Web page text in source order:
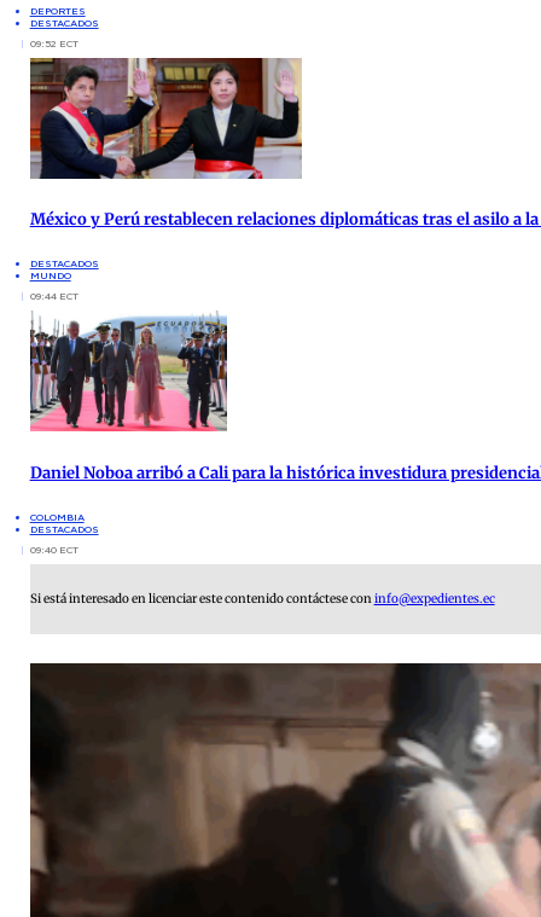
DEPORTES
DESTACADOS
09:52 ECT
México y Perú restablecen relaciones diplomáticas tras el asilo a
DESTACADOS
MUNDO
09:44 ECT
Daniel Noboa arribó a Cali para la histórica investidura
COLOMBIA
DESTACADOS
09:40 ECT
Si está interesado en licenciar este contenido contáctese coninfo@expedientes.ec